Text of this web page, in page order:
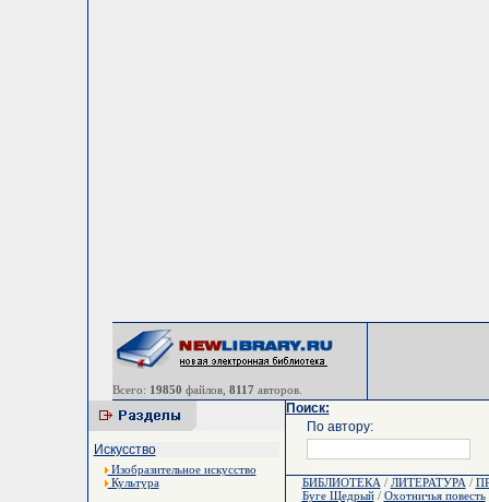
Всего: 19850 файлов, 8117 авторов.
Искусство
Изобразительное искусство
Культура
Поиск:
По автору:
БИБЛИОТЕКА / ЛИТЕРАТУРА /
Буге Щедрый/ Охотничья повесть